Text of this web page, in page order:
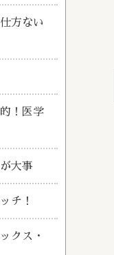
方ない
！医学
大事
チ！
クス・